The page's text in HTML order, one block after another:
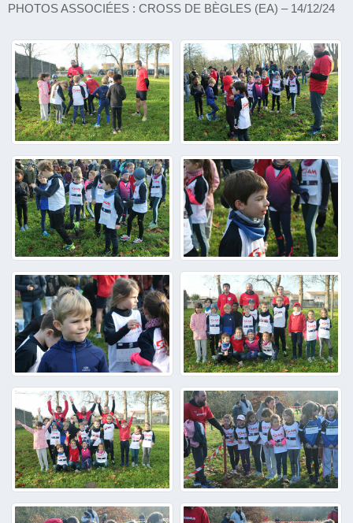
PHOTOS ASSOCIÉES : CROSS DE BÈGLES (EA) – 14/12/24